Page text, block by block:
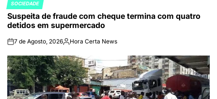
POSTED
IN
SOCIEDADE
Suspeita de fraude com cheque termina com quatro
detidos em supermercado
on7 de Agosto, 2026Publicado
Hora Certa News